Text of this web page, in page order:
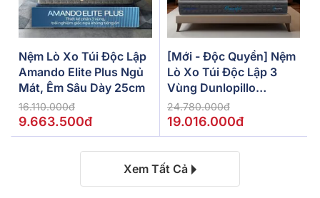
Nệm Lò Xo Túi Độc Lập
Amando Elite Plus Ngủ
Mát, Êm Sâu Dày 25cm
16.110.000đ
9.663.500đ
[Mới - Độc Quyền] Nệm
Lò Xo Túi Độc Lập 3
Vùng Dunlopillo
De.Stress Powerful
24.780.000đ
19.016.000đ
Xem Tất Cả